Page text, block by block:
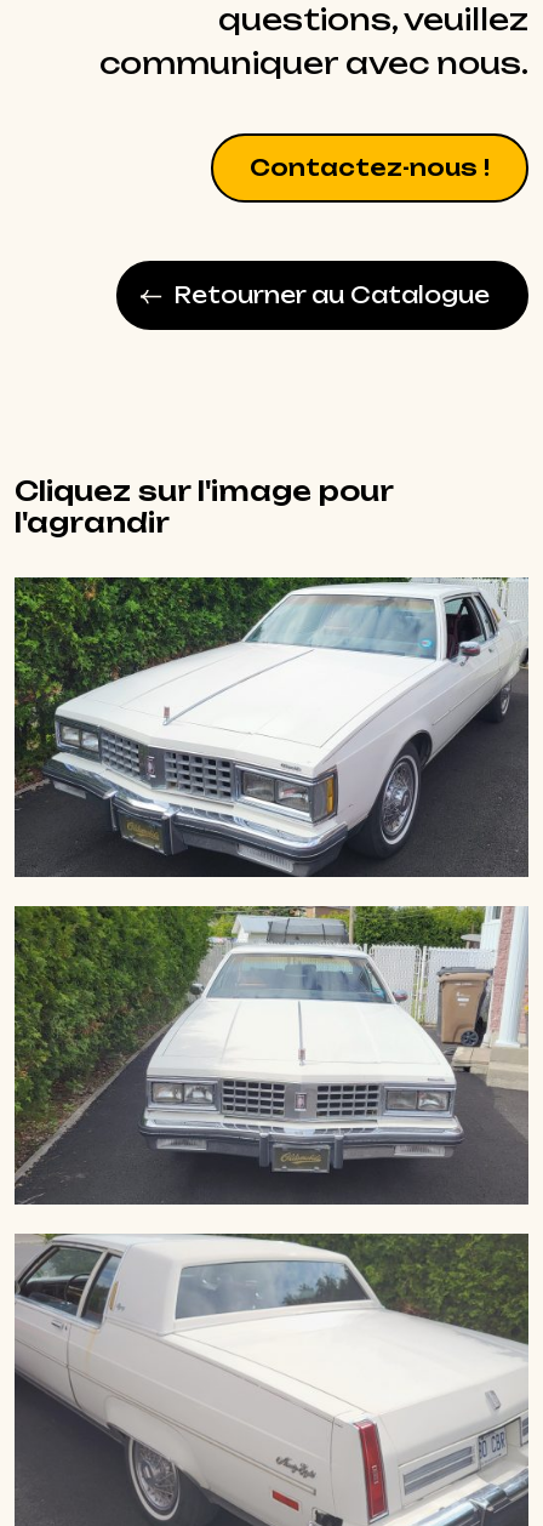
questions, veuillez
communiquer avec nous.
Contactez-nous !
Retourner au Catalogue
Cliquez sur l'image pour
l'agrandir